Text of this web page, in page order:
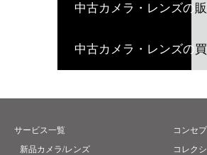
中古カメラ・レンズの
中古カメラ・レンズの
サービス一覧
新品カメラ/レンズ
コンセ
コレク